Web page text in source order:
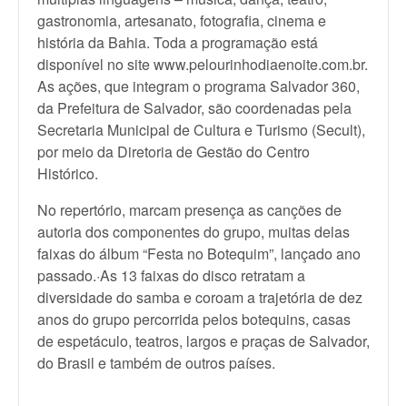
gastronomia, artesanato, fotografia, cinema e
história da Bahia. Toda a programação está
disponível no site www.pelourinhodiaenoite.com.br.
As ações, que integram o programa Salvador 360,
da Prefeitura de Salvador, são coordenadas pela
Secretaria Municipal de Cultura e Turismo (Secult),
por meio da Diretoria de Gestão do Centro
Histórico.
No repertório, marcam presença as canções de
autoria dos componentes do grupo, muitas delas
faixas do álbum “Festa no Botequim”, lançado ano
passado.·As 13 faixas do disco retratam a
diversidade do samba e coroam a trajetória de dez
anos do grupo percorrida pelos botequins, casas
de espetáculo, teatros, largos e praças de Salvador,
do Brasil e também de outros países.